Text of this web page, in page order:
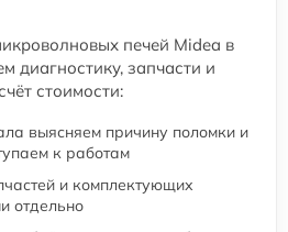
печей Midea в
диагностику, запчасти и
стоимости:
выясняем причину поломки и
к работам
и комплектующих
отдельно